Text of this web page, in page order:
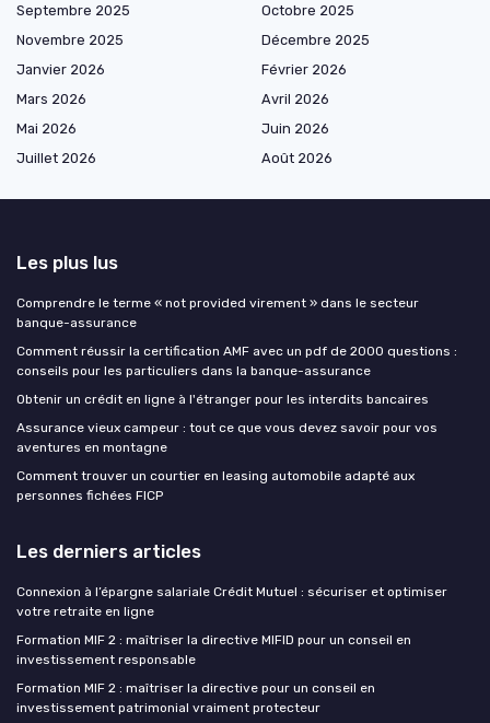
Septembre 2025
Octobre 2025
Novembre 2025
Décembre 2025
Janvier 2026
Février 2026
Mars 2026
Avril 2026
Mai 2026
Juin 2026
Juillet 2026
Août 2026
Les plus lus
Comprendre le terme « not provided virement » dans le secteur
banque-assurance
Comment réussir la certification AMF avec un pdf de 2000 questions :
conseils pour les particuliers dans la banque-assurance
Obtenir un crédit en ligne à l'étranger pour les interdits bancaires
Assurance vieux campeur : tout ce que vous devez savoir pour vos
aventures en montagne
Comment trouver un courtier en leasing automobile adapté aux
personnes fichées FICP
Les derniers articles
Connexion à l’épargne salariale Crédit Mutuel : sécuriser et optimiser
votre retraite en ligne
Formation MIF 2 : maîtriser la directive MIFID pour un conseil en
investissement responsable
Formation MIF 2 : maîtriser la directive pour un conseil en
investissement patrimonial vraiment protecteur